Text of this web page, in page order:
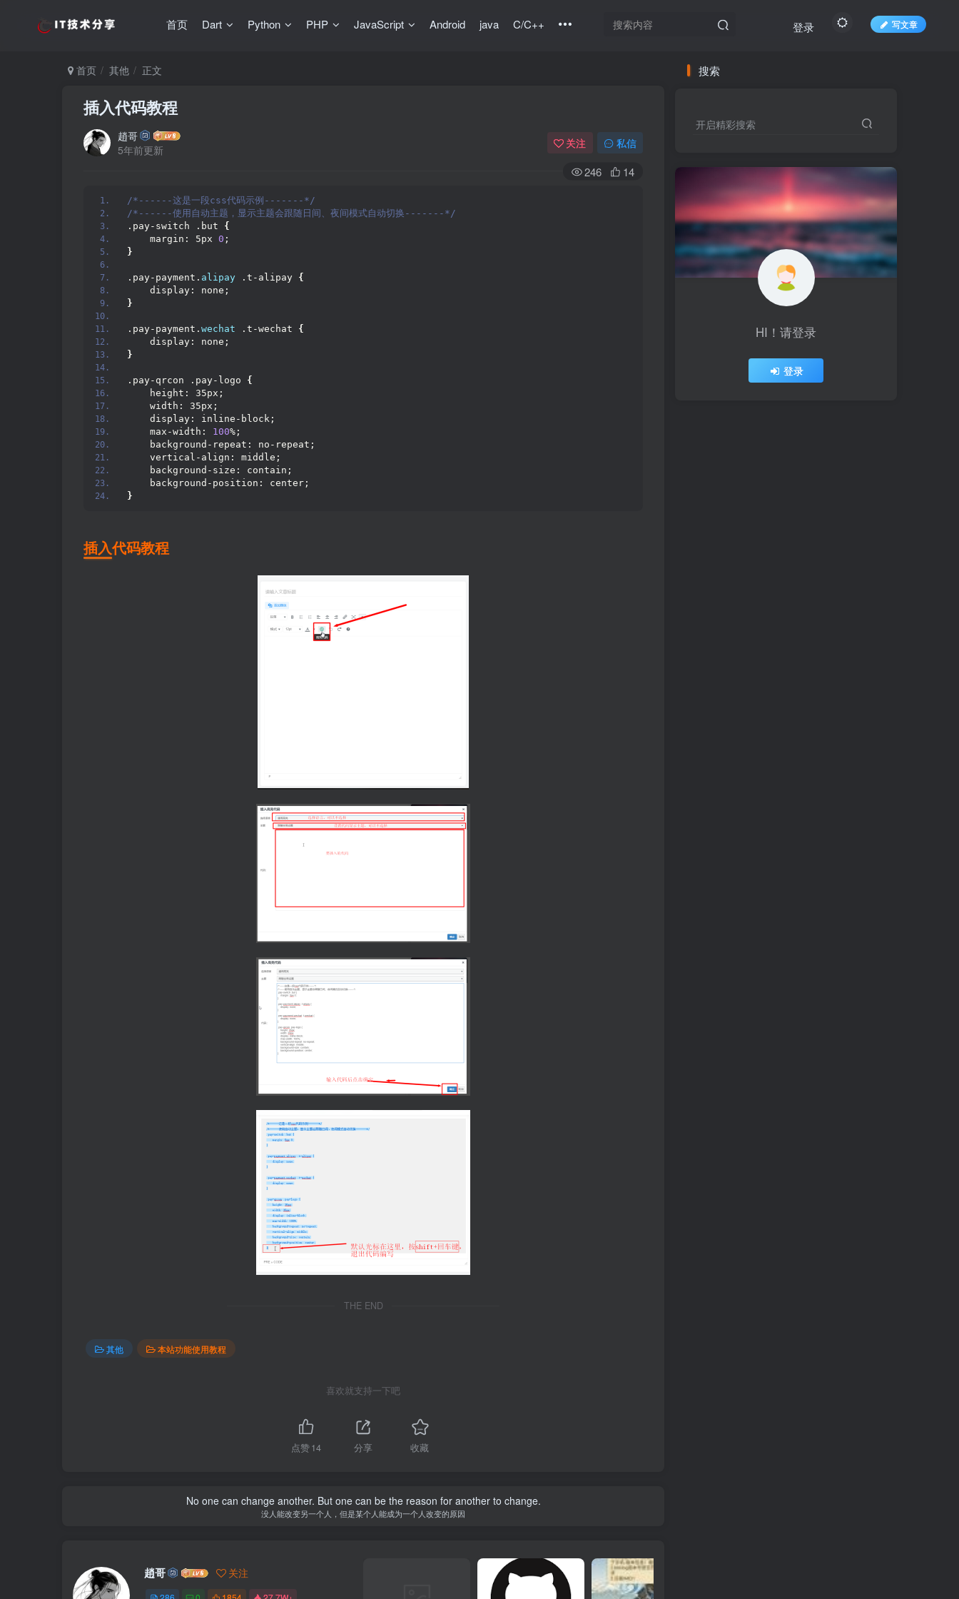
首页 Dart Python PHP JavaScript Android java C/C++ 写文章
登录
首页 其他 正文
插入代码教程
趙哥
5年前更新
关注 私信
246 14
/*------这是一段css代码示例-------*/
/*------使用自动主题，显示主题会跟随日间、夜间模式自动切换-------*/
.pay-switch .but {
    margin: 5px
0 ;
}
.pay-payment. alipay .t-alipay {
    display: none;
}
.pay-payment. wechat .t-wechat {
    display: none;
}
.pay-qrcon .pay-logo {
    height: 35px;
    width: 35px;
    display: inline-block;
    max-width:
100%;
    background-repeat: no-repeat;
    vertical-align: middle;
    background-size: contain;
    background-position: center;
}
插入代码教程
THE END
其他 本站功能使用教程
喜欢就支持一下吧
点赞14 分享 收藏
No one can change another. But one can be the reason for another to change.
没人能改变另一个人，但是某个人能成为一个人改变的原因
趙哥 关注
搜索
开启精彩搜索
HI！请登录
登录